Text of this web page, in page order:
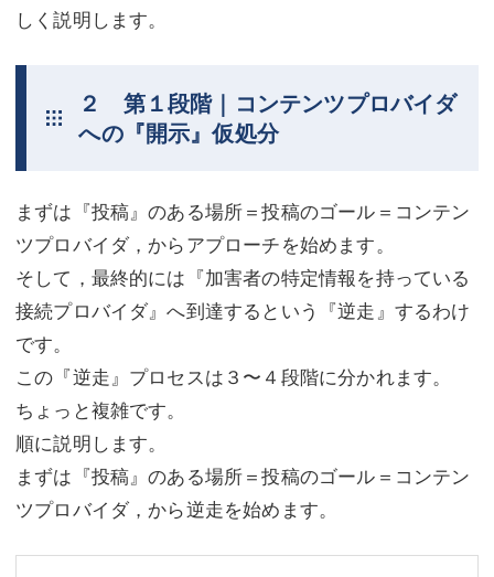
しく説明します。
２ 第１段階｜コンテンツプロバイダ
への『開示』仮処分
まずは『投稿』のある場所＝投稿のゴール＝コンテン
ツプロバイダ，からアプローチを始めます。
そして，最終的には『加害者の特定情報を持っている
接続プロバイダ』へ到達するという『逆走』するわけ
です。
この『逆走』プロセスは３〜４段階に分かれます。
ちょっと複雑です。
順に説明します。
まずは『投稿』のある場所＝投稿のゴール＝コンテン
ツプロバイダ，から逆走を始めます。